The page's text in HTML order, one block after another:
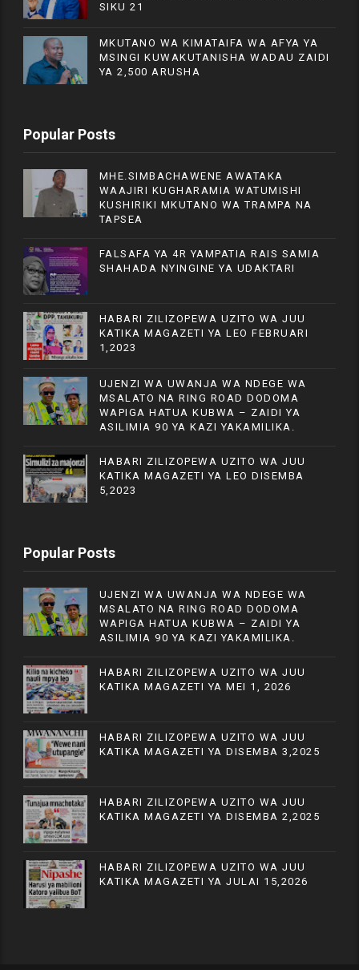
SIKU 21
MKUTANO WA KIMATAIFA WA AFYA YA
MSINGI KUWAKUTANISHA WADAU ZAIDI
YA 2,500 ARUSHA
Popular Posts
MHE.SIMBACHAWENE AWATAKA
WAAJIRI KUGHARAMIA WATUMISHI
KUSHIRIKI MKUTANO WA TRAMPA NA
TAPSEA
FALSAFA YA 4R YAMPATIA RAIS SAMIA
SHAHADA NYINGINE YA UDAKTARI
HABARI ZILIZOPEWA UZITO WA JUU
KATIKA MAGAZETI YA LEO FEBRUARI
1,2023
UJENZI WA UWANJA WA NDEGE WA
MSALATO NA RING ROAD DODOMA
WAPIGA HATUA KUBWA – ZAIDI YA
ASILIMIA 90 YA KAZI YAKAMILIKA.
HABARI ZILIZOPEWA UZITO WA JUU
KATIKA MAGAZETI YA LEO DISEMBA
5,2023
Popular Posts
UJENZI WA UWANJA WA NDEGE WA
MSALATO NA RING ROAD DODOMA
WAPIGA HATUA KUBWA – ZAIDI YA
ASILIMIA 90 YA KAZI YAKAMILIKA.
HABARI ZILIZOPEWA UZITO WA JUU
KATIKA MAGAZETI YA MEI 1, 2026
HABARI ZILIZOPEWA UZITO WA JUU
KATIKA MAGAZETI YA DISEMBA 3,2025
HABARI ZILIZOPEWA UZITO WA JUU
KATIKA MAGAZETI YA DISEMBA 2,2025
HABARI ZILIZOPEWA UZITO WA JUU
KATIKA MAGAZETI YA JULAI 15,2026